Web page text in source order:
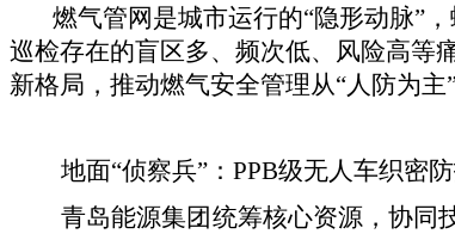
燃气管网是城市运行的“隐形动脉”
巡检存在的盲区多、频次低、风险高等
新格局，推动燃气安全管理从“人防为主
地面“侦察兵”：PPB级无人车织密
青岛能源集团统筹核心资源，协同